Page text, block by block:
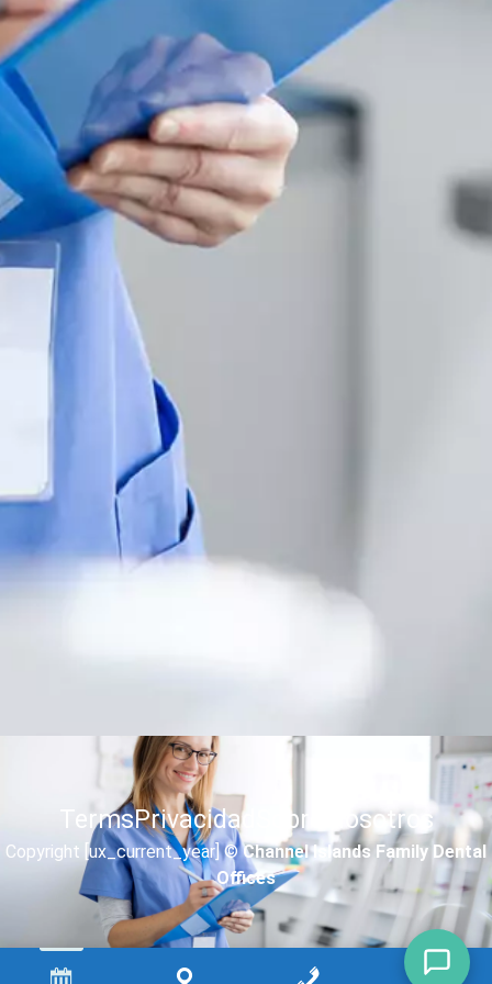
TermsPrivacidad Sobre nosotros
Copyright [ux_current_year] ©Channel Islands Family Dental
Offices